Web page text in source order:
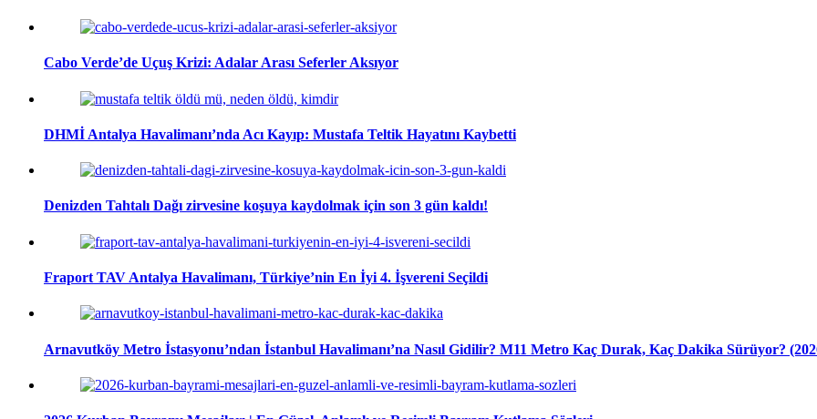
Cabo Verde’de Uçuş Krizi: Adalar Arası Seferler Aksıyor
DHMİ Antalya Havalimanı’nda Acı Kayıp: Mustafa Teltik Hayatını Kaybetti
Denizden Tahtalı Dağı zirvesine koşuya kaydolmak için son 3 gün kaldı!
Fraport TAV Antalya Havalimanı, Türkiye’nin En İyi 4. İşvereni Seçildi
Arnavutköy Metro İstasyonu’ndan İstanbul Havalimanı’na Nasıl Gidilir? M11 Metro Kaç Durak, Kaç Dakika Sürüyor?